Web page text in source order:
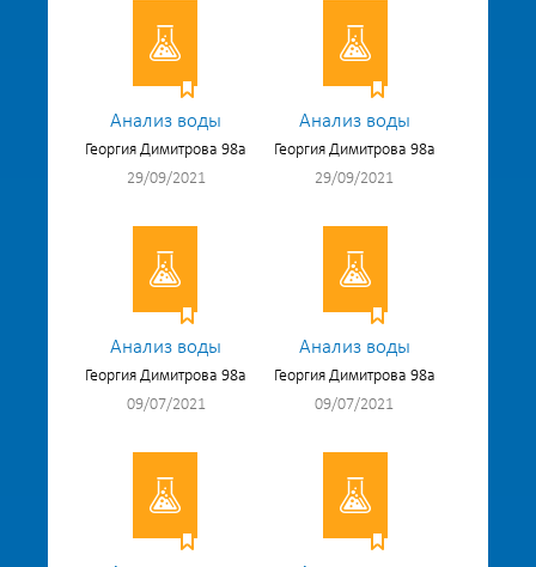
Анализ воды
Георгия Димитрова 98а
29/09/2021
Анализ воды
Георгия Димитрова 98а
29/09/2021
Анализ воды
Георгия Димитрова 98а
09/07/2021
Анализ воды
Георгия Димитрова 98а
09/07/2021